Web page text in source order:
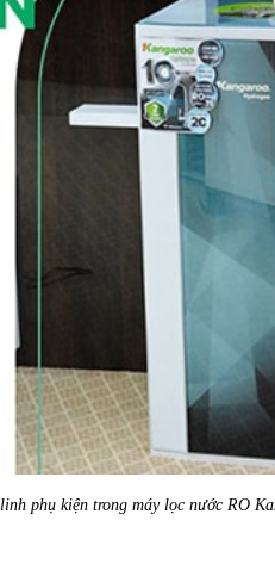
phụ kiện trong máy lọc nước RO